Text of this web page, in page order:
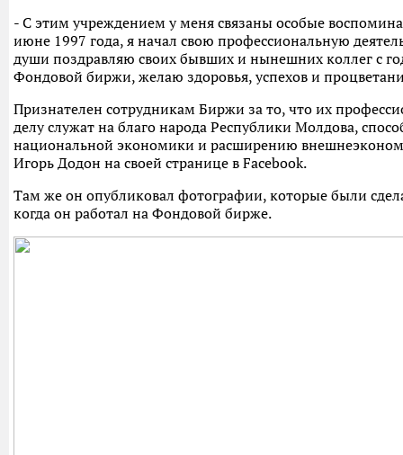
- С этим учреждением у меня связаны особые
июне 1997 года, я начал свою профессиональную
души поздравляю своих бывших и нынешних коллег с
Фондовой биржи, желаю здоровья, успехов и
Признателен сотрудникам Биржи за то, что их
делу служат на благо народа Республики Молдова,
национальной экономики и расширению
Игорь Додон на своей странице в Facebook.
Там же он опубликовал фотографии, которые были
когда он работал на Фондовой бирже.